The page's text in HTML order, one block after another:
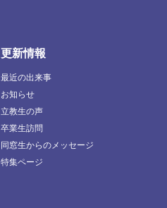
更新情報
最近の出来事
お知らせ
立教生の声
卒業生訪問
同窓生からのメッセージ
特集ページ